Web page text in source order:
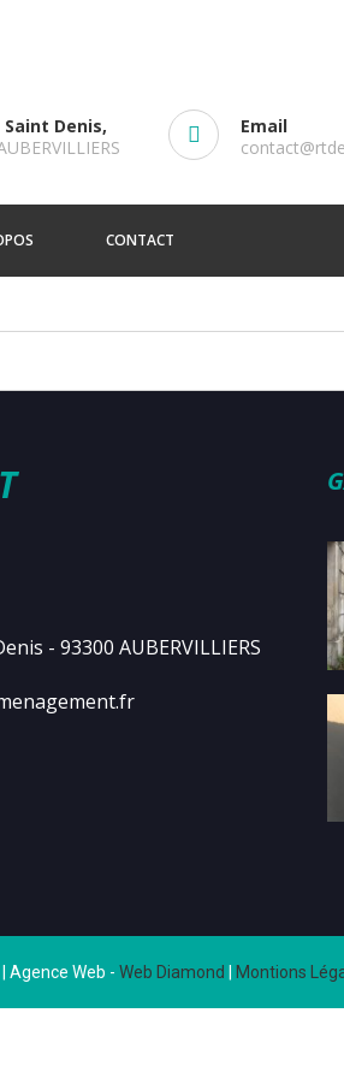
Saint Denis,
Email
CONTACT
- 93300 AUBERVILLIERS
Agence Web - Web Diamond Montions